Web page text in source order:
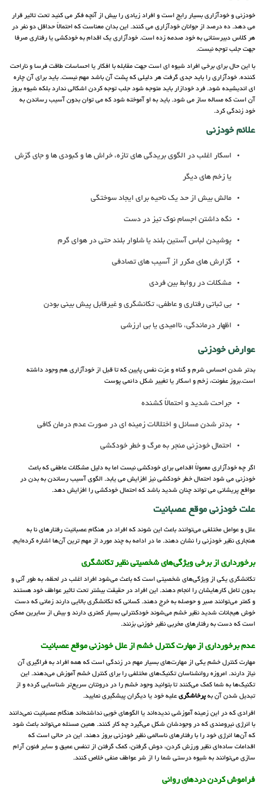
خودزنی و خودآزاری بسیار رایج است و افراد زیادی را بیش از آنچه فکر می کنید تحت تاثیر قرار
می دهد. ده درصد از جوانان خودآزاری می کنند. این بدان معناست که احتمالاً حداقل دو نفر در
هر کلاس دبیرستانی به خود صدمه زده است. خودآزاری یک اقدام به خودکشی یا رفتاری صرفا
جهت جلب توجه نیست.
با این حال برای برخی افراد شیوه ای است جهت مقابله با افکار یا احساسات طاقت فرسا و ناراحت
کننده. خودآزاری را باید جدی گرفت هر دلیلی که پشت آن باشد مهم نیست. باید برای آن چاره
ای اندیشیده شود. فرد خودازار باید متوجه شود جلب توجه کردن اشکالی ندارد بلکه شیوه بروز
آن است که مساله ساز می شود. باید به او آموخته شود که می توان بدون آسیب رساندن به
خود زندگی کرد.
علائم خودزنی
اسکار اغلب در الگوی بریدگی های تازه، خراش ها و کبودی ها و جای گزش
یا زخم های دیگر
مالش بیش از حد یک ناحیه برای ایجاد سوختگی
نگه داشتن اجسام نوک تیز در دست
پوشیدن لباس آستین بلند یا شلوار بلند حتی در هوای گرم
گزارش های مکرر از آسیب های تصادفی
مشکلات در روابط بین فردی
بی ثباتی رفتاری و عاطفی، تکانشگری و غیرقابل پیش بینی بودن
اظهار درماندگی، ناامیدی یا بی ارزشی
عوارض خودزنی
بدتر شدن احساس شرم و گناه و عزت نفس پایین که تا قبل از خودآزاری هم وجود داشته
است.بروز عفونت، زخم و اسکار یا تغییر شکل دائمی پوست
جراحت شدید و احتمالاً کشنده
بدتر شدن مسائل و اختلالات زمینه ای در صورت عدم درمان کافی
احتمال خودزنی منجر به مرگ و خطر خودکشی
اگر چه خودآزاری معمولاً اقدامی برای خودکشی نیست اما به دلیل مشکلات عاطفی که باعث
خودزنی می شود احتمال خطر خودکشی نیز افزایش می یابد. الگوی آسیب رساندن به بدن در
مواقع پریشانی می تواند چنان شدید باشد که احتمال خودکشی را افزایش دهد.
علت خودزنی موقع عصبانیت
علل و عوامل مختلفی می‌توانند باعث این شوند که افراد در هنگام عصبانیت رفتارهای نا به
هنجاری نظیر خودزنی را نشان دهند. ما در ادامه به چند مورد از مهم ترین آن‌ها اشاره کرده‌ایم.
برخورداری از برخی ویژگی‌های شخصیتی نظیر تکانشگری
تکانشگری یکی از ویژگی‌های شخصیتی است که باعث می‌شود افراد اغلب در لحظه، به طور آنی و
بدون تامل کارهایشان را انجام دهند. این افراد در حقیقت بیشتر تحت تاثیر عواطف خود هستند
و کمتر می‌توانند صبر و حوصله به خرج دهند. کسانی که تکانشگری بالایی دارند زمانی که دست
خوش هیجانات شدید نظیر خشم می‌شوند خودکنترلی بسیار کمتری دارند و بیش از سایرین ممکن
است که دست به رفتارهای مخربی نظیر خوزنی بزنند.
عدم برخورداری از مهارت کنترل خشم از علل خودزنی موقع عصبانیت
مهارت کنترل خشم یکی از مهارت‌های بسیار مهم در زندگی است که همه افراد به فراگیری آن
نیاز دارند. امروزه روانشناسان تکنیک‌های مختلفی را برای کنترل خشم آموزش می‌دهند. این
تکنیک‌ها به شما کمک می‌کنند تا بتوانید وجود خشم را در درونتان سریع‌تر شناسایی کرده و از
تبدیل شدن آن بهپرخاشگری علیه خود یا دیگران پیشگیری نمایید.
افرادی که در این زمینه آموزشی ندیده‌اند یا الگوهای خوبی نداشته‌اند هنگام عصبانیت نمی‌دانند
با انرژی نیرومندی که در وجودشان شکل می‌گیرد چه کار کنند. همین مسئله می‌تواند باعث شود
که آن‌ها انرژی خود را با رفتارهای ناسالمی نظیر خودزنی بروز دهند. این در حالی است که
اقدامات ساده‌ای نظیر ورزش کردن، دوش گرفتن، کمک گرفتن از تنفس عمیق و سایر فنون آرام
سازی می‌توانند به شیوه درستی شما را از شر عواطف منفی خلاص کنند.
فراموش کردن دردهای روانی